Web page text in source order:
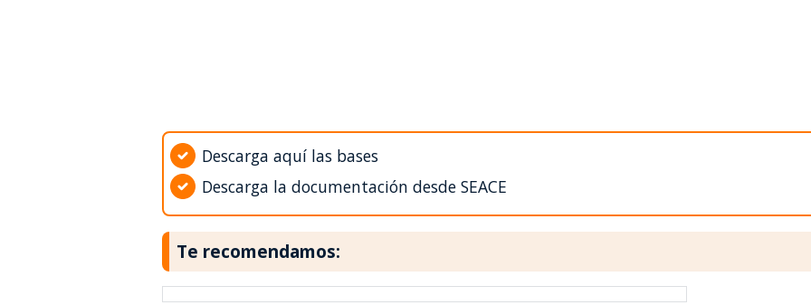
Descarga aquí las bases
Descarga la documentación desde SEACE
Te recomendamos: